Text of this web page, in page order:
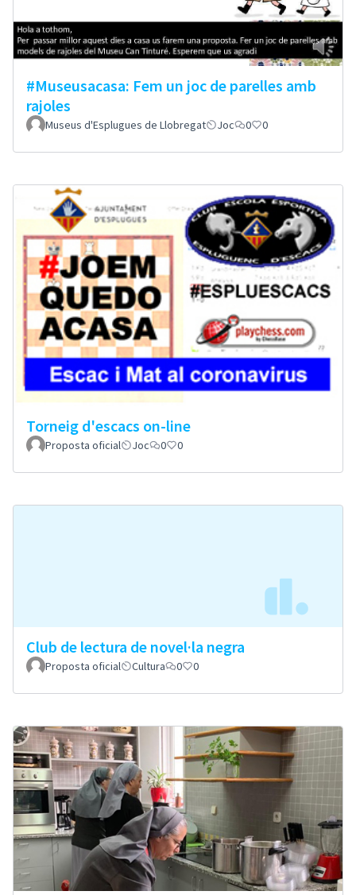
#Museusacasa: Fem un joc de parelles amb
rajoles
Museus d'Esplugues de Llobregat Joc 0 0
Torneig d'escacs on-line
Proposta oficial Joc 0 0
Club de lectura de novel·la negra
Proposta oficial Cultura 0 0